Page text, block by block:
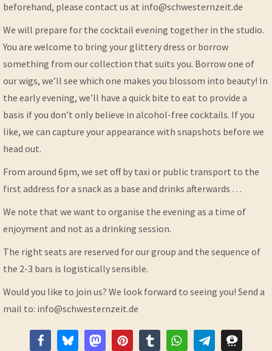
beforehand, please contact us at info@schwesternzeit.de
We will prepare for the cocktail evening together in the studio.
You are welcome to bring your glittery dress or borrow
something from our collection that suits you. Borrow one of
our wigs, we’ll see which one makes you blossom into beauty! In
the early evening, we’ll have a quick bite to eat to provide a
basis if you don’t only believe in alcohol-free cocktails. If you
like, we can capture your appearance with snapshots before we
head out.
From around 6pm, we set off by taxi or public transport to the
first address for a snack as a base and drinks afterwards …
We note that we want to organise the evening as a time of
enjoyment and not as a drinking session.
The right seats are reserved for our group and the sequence of
the 2-3 bars is logistically sensible.
Would you like to join us? We look forward to seeing you! Send a
mail to: info@schwesternzeit.de